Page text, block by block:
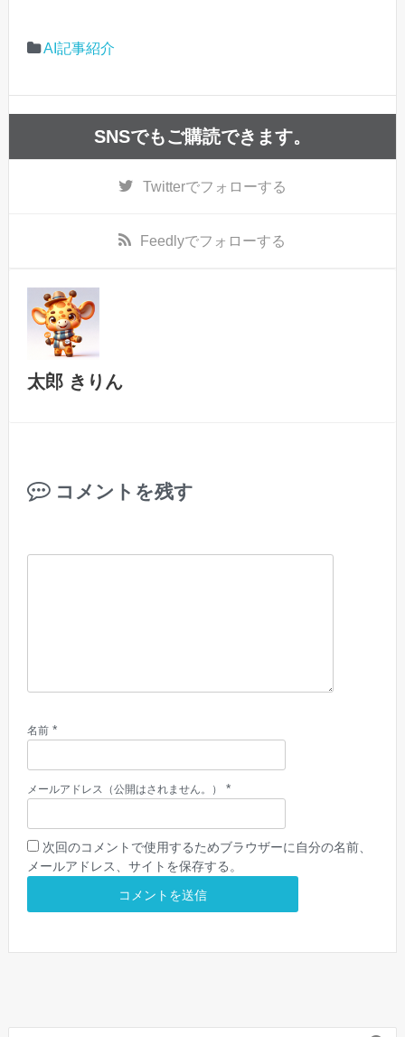
AI記事紹介
SNSでもご購読できます。
Twitterでフォローする
Feedlyでフォローする
太郎 きりん
コメントを残す
名前 *
メールアドレス（公開はされません。） *
次回のコメントで使用するためブラウザーに自分の名前、
メールアドレス、サイトを保存する。